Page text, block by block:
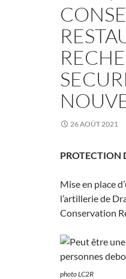
26 AOÛT 2021
PROTECTION
Mise en place
l’artillerie de
Conservation
photo LC2R